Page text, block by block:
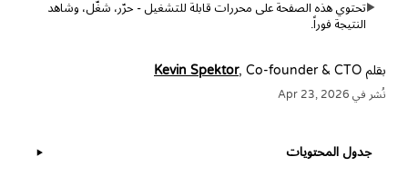
▶تحتوي هذه الصفحة على محررات قابلة للتشغيل - حرّر، شغّل، وشاهد
النتيجة فوراً.
بقلم Kevin Spektor, Co-founder & CTO
نُشر في Apr 23, 2026
جدول المحتويات ▶